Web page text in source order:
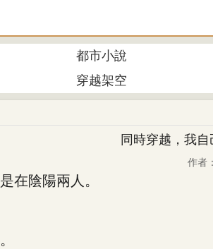
都市小說
穿越架空
同時穿越，我
作者
陰陽兩人。